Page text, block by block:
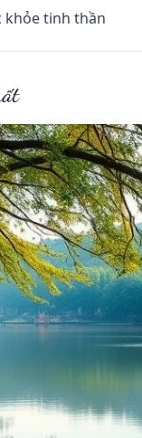
khỏe tinh thần